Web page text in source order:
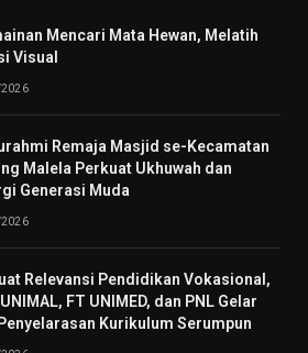
Mencari Mata Hewan, Melatih
Visual
Remaja Masjid se-Kecamatan
Malela Perkuat Ukhuwah dan
Generasi Muda
Relevansi Pendidikan Vokasional,
FT UNIMED, dan PNL Gelar
Penyelarasan Kurikulum Serumpun